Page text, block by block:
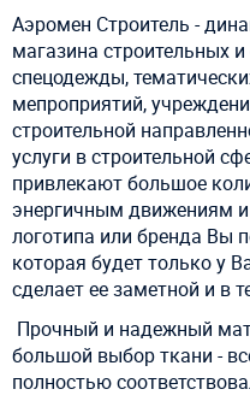
Аэромен Строитель -
магазина строительных
спецодежды,
мепроприятий,
строительной
услуги в строительной
привлекают большое
энергичным движениям
логотипа или бренда Вы
которая будет только у
сделает ее заметной и в
Прочный и надежный
большой выбор ткани -
полностью